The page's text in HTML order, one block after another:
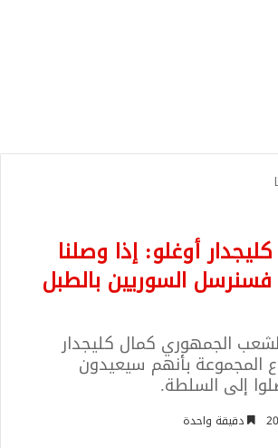
أوغلو: إذا وصلنا
السوريين بالطبل
الجمهوري كمال كليجدار
المجموعة بأنهم سيعيدون
إلى السلطة.
دقيقة واحدة